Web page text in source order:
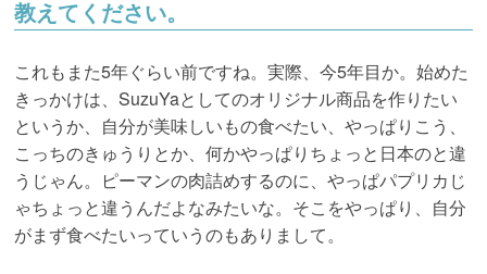
教えてください。
これもまた5年ぐらい前ですね。実際、今5年目か。始めた
きっかけは、SuzuYaとしてのオリジナル商品を作りたい
というか、自分が美味しいもの食べたい、やっぱりこう、
こっちのきゅうりとか、何かやっぱりちょっと日本のと違
うじゃん。ピーマンの肉詰めするのに、やっぱパプリカじ
ゃちょっと違うんだよなみたいな。そこをやっぱり、自分
がまず食べたいっていうのもありまして。